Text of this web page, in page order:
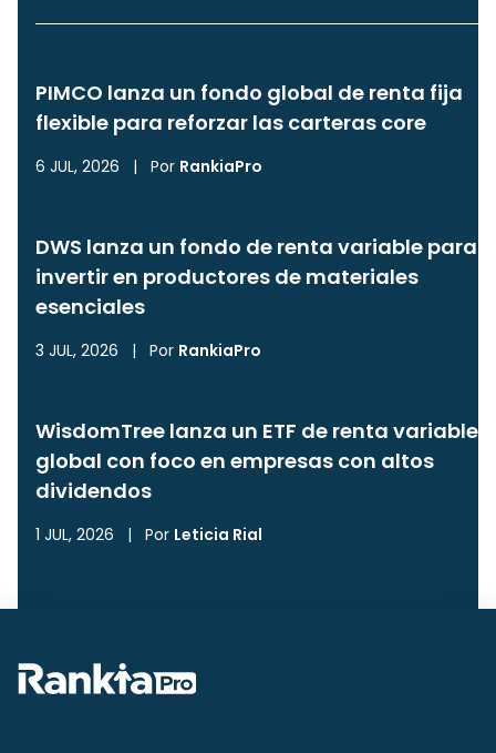
PIMCO lanza un fondo global de renta fija
flexible para reforzar las carteras core
6 JUL, 2026 | Por RankiaPro
DWS lanza un fondo de renta variable para
invertir en productores de materiales
esenciales
3 JUL, 2026 | Por RankiaPro
WisdomTree lanza un ETF de renta variable
global con foco en empresas con altos
dividendos
1 JUL, 2026 | Por Leticia Rial